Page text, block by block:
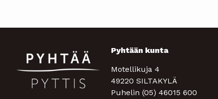
Pyhtään kunta
Motellikuja 4
49220 SILTAKYLÄ
Puhelin (05) 46015 600